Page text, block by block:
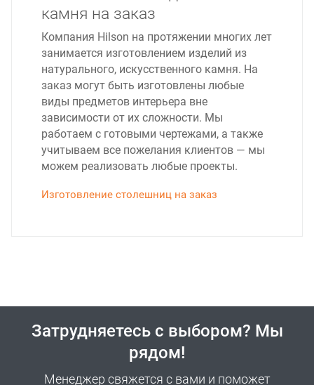
камня на заказ
Компания Hilson на протяжении многих лет
занимается изготовлением изделий из
натурального, искусственного камня. На
заказ могут быть изготовлены любые
виды предметов интерьера вне
зависимости от их сложности. Мы
работаем с готовыми чертежами, а также
учитываем все пожелания клиентов — мы
можем реализовать любые проекты.
Изготовление столешниц на заказ
Затрудняетесь с выбором? Мы
рядом!
Менеджер свяжется с вами и поможет